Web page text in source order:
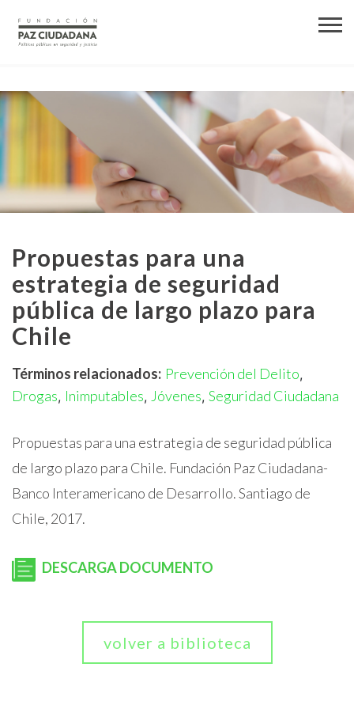
Propuestas para una
estrategia de seguridad
pública de largo plazo para
Chile
Términos relacionados: Prevención del Delito,
Drogas, Inimputables, Jóvenes, Seguridad Ciudadana
Propuestas para una estrategia de seguridad pública
de largo plazo para Chile. Fundación Paz Ciudadana-
Banco Interamericano de Desarrollo. Santiago de
Chile, 2017.
DESCARGA DOCUMENTO
volver a biblioteca